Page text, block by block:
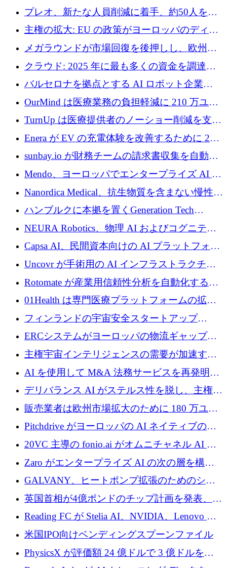
Bending Spoonsが米国IPOを申請、英国首相が
4億ポンドのチップ計画を発表
プレオ、新たな人員削減に着手、約50人を解
雇
主権の拡大: EU の政策がヨーロッパのディー
プテック戦略をどのように再構築しているか
メガラウンドが市場回復を後押しし、欧州の
ハイテク資金調達は5月に105億ユーロに回復
クラウド: 2025 年に最も多くの資金を調達し
た 10 社
バルセロナを拠点とする AI ロボット企業
Theker が 8,500 万ドルを調達
OurMind は医療業務の負担軽減に 210 万ユー
ロを寄付
TurnUp は医療提供者のノーショー削減を支援
するために 200 万ユーロを調達
Enera が EV の充電体験を改善するために 200
万ドルを調達
sunbay.io が財務チームの請求書収集を自動化
するために 55 万ユーロを調達
Mendo、ヨーロッパでエンタープライズ AI 導
入を拡大するために 1,200 万ユーロを確保
Nanordica Medical、抗生物質を含まない慢性創
傷治療薬を市場に投入するために 160 万ユー
ロを調達
ハンブルクに本拠を置くGeneration Tech
Partnersが5,000万ユーロのAIロールアップファ
NEURA Robotics、物理 AI およびコグニティ
ブ ロボティクス プラットフォームを拡張する
ためにシリーズ C で最大 14 億ドルを確保
Capsa AI、民間資本向けの AI プラットフォー
ムを拡大するために 1,800 万ドルを調達
Uncovr が手術用の AI インフラストラクチャ
を構築するために 700 万ドルを調達
Rotomate が産業用信頼性分析を自動化するた
めに 210 万ユーロを調達
01Health は専門医療プラットフォームの拡大
に 1,500 万ドルを確保
フィンランドの宇宙安全スタートアップ
Aavuus が、スペースデブリ追跡に取り組むプ
レシード資金を獲得
ERCシステムがヨーロッパの物流ギャップを
埋めるために設計された重量物運搬用eVTOL
であるVictorを発表
主権宇宙インテリジェンスの需要が加速する
中、ICEYEは評価額100億ユーロ以上で4億
5,000万ユーロを調達
AI を使用して M&A 法務サービスを再発明す
るために 110 万ユーロを適切に確保
デリバランス AI がステルス性を脱し、主権の
あるエンタープライズ AI を強化
販売業者は欧州市場拡大のために 180 万ユー
ロを確保
Pitchdrive がヨーロッパの AI ネイティブの創
業者を支援するために 6,000 万ユーロを調達
20VC 主導の fonio.ai がオムニチャネル AI プ
ラットフォームのために 1,700 万ドルを調達
Zaro がエンタープライズ AI の次の層を構築
するために 510 万ドルを獲得
GALVANY、ヒートポンプ拡張のためのシー
ドラウンドで1,000万ユーロを確保
英国首相が4億ポンドのチップ計画を発表、英
国の新興企業は「ここで拡大」し「ここに留
まる」
Reading FC が Stelia AI、NVIDIA、Lenovo と
協力して AI Center of Excellence を立ち上げ
米国IPO向けベンディングスプーンファイル
PhysicsX が評価額 24 億ドルで 3 億ドルを調
達